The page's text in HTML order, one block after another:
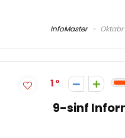
InfoMaster Oktabr
1
9-sinf